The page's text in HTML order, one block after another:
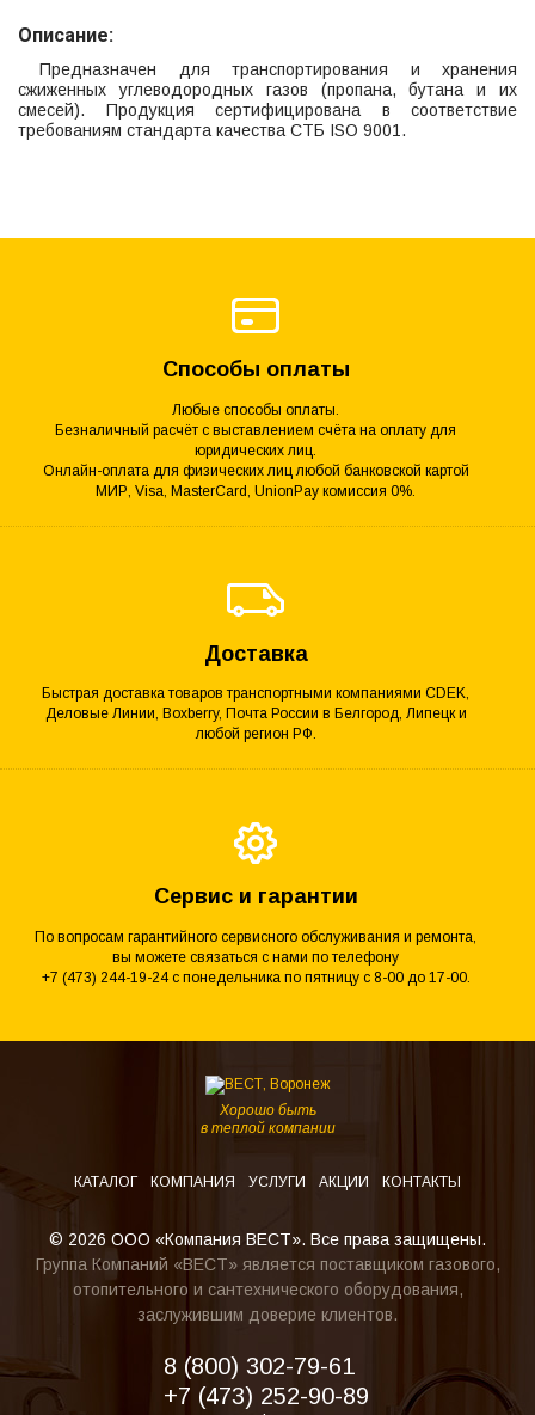
Описание:
Предназначен для транспортирования и хранения
сжиженных углеводородных газов (пропана, бутана и их
смесей). Продукция сертифицирована в соответствие
требованиям стандарта качества СТБ ISO 9001.
Способы оплаты
Любые способы оплаты.
Безналичный расчёт с выставлением счёта на оплату для
юридических лиц.
Онлайн-оплата для физических лиц любой банковской картой
МИР, Visa, MasterCard, UnionPay комиссия 0%.
Доставка
Быстрая доставка товаров транспортными компаниями CDEK,
Деловые Линии, Boxberry, Почта России в Белгород, Липецк и
любой регион РФ.
Сервис и гарантии
По вопросам гарантийного сервисного обслуживания и ремонта,
вы можете связаться с нами по телефону
+7 (473) 244-19-24 с понедельника по пятницу с 8-00 до 17-00.
Хорошо быть
в теплой компании
КАТАЛОГ КОМПАНИЯ УСЛУГИ АКЦИИ КОНТАКТЫ
© 2026 ООО «Компания ВЕСТ». Все права защищены.
Группа Компаний «ВЕСТ» является поставщиком газового,
отопительного и сантехнического оборудования,
заслужившим доверие клиентов.
8 (800) 302-79-61
+7 (473) 252-90-89